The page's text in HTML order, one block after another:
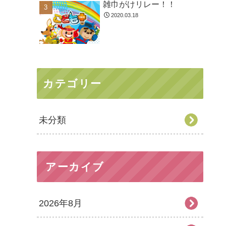
雑巾がけリレー！！
2020.03.18
カテゴリー
未分類
アーカイブ
2026年8月